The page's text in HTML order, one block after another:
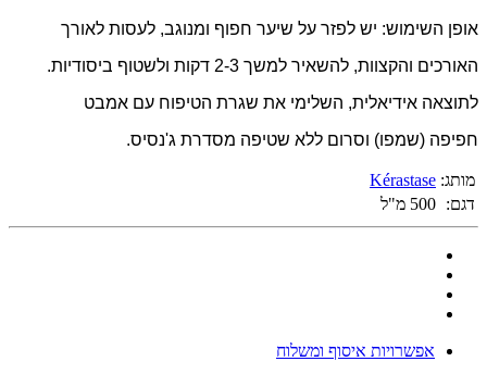
אופן השימוש: יש לפזר על שיער חפוף ומנוגב, לעסות לאורך
האורכים והקצוות, להשאיר למשך 2-3 דקות ולשטוף ביסודיות
.
לתוצאה אידיאלית, השלימי את שגרת הטיפוח עם אמבט
חפיפה (שמפו) וסרום ללא שטיפה מסדרת ג'נסיס.
מותג: Kérastase
דגם: 500 מ"ל
אפשרויות איסוף ומשלוח